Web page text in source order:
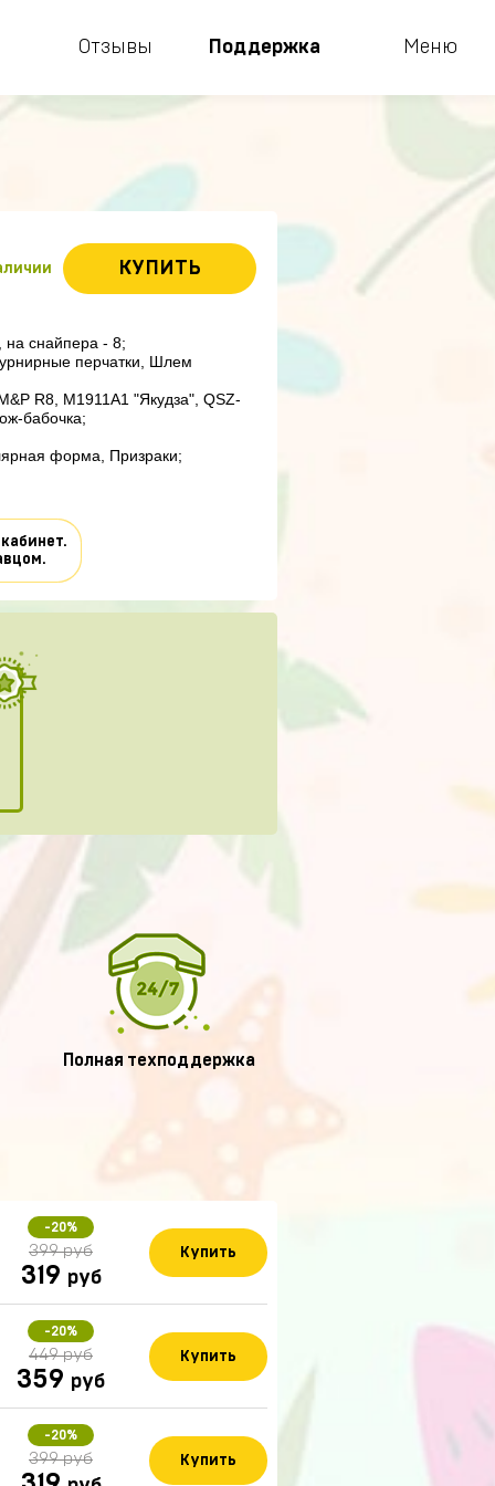
Отзывы Поддержка Меню
КУПИТЬ
на снайпера - 8;
перчатки, Шлем
R8, M1911A1 "Якудза", QSZ-
бабочка;
форма, Призраки;
Полная техподдержка
-20%
399 руб
319 руб
Купить
-20%
449 руб
359 руб
Купить
-20%
399 руб Купить